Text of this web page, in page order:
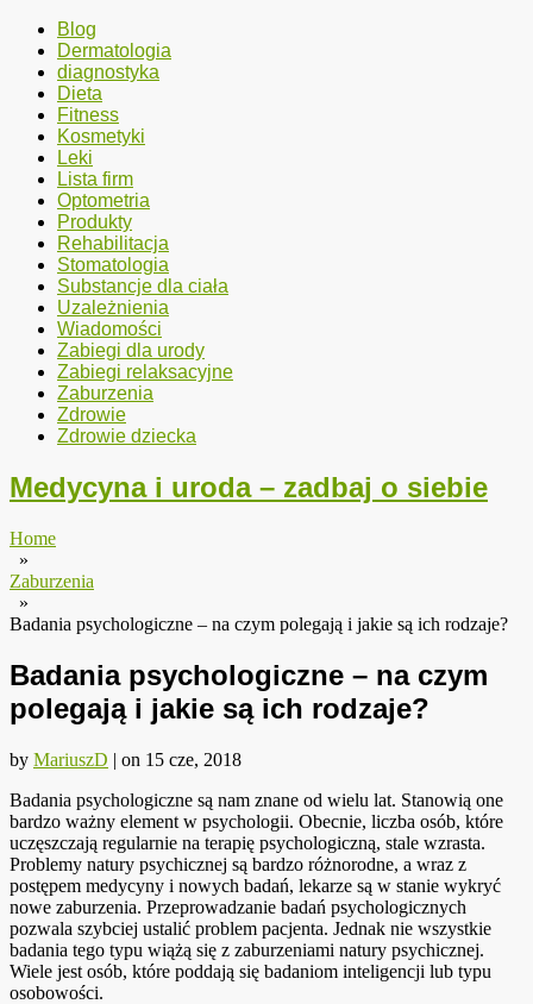
Blog
Dermatologia
diagnostyka
Dieta
Fitness
Kosmetyki
Leki
Lista firm
Optometria
Produkty
Rehabilitacja
Stomatologia
Substancje dla ciała
Uzależnienia
Wiadomości
Zabiegi dla urody
Zabiegi relaksacyjne
Zaburzenia
Zdrowie
Zdrowie dziecka
Medycyna i uroda – zadbaj o siebie
Home
»
Zaburzenia
»
Badania psychologiczne – na czym polegają i jakie są ich rodzaje?
Badania psychologiczne – na czym
polegają i jakie są ich rodzaje?
by MariuszD | on 15 cze, 2018
Badania psychologiczne są nam znane od wielu lat. Stanowią one
bardzo ważny element w psychologii. Obecnie, liczba osób, które
uczęszczają regularnie na terapię psychologiczną, stale wzrasta.
Problemy natury psychicznej są bardzo różnorodne, a wraz z
postępem medycyny i nowych badań, lekarze są w stanie wykryć
nowe zaburzenia. Przeprowadzanie badań psychologicznych
pozwala szybciej ustalić problem pacjenta. Jednak nie wszystkie
badania tego typu wiążą się z zaburzeniami natury psychicznej.
Wiele jest osób, które poddają się badaniom inteligencji lub typu
osobowości.